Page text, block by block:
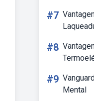
#7
#8
#9
Mental